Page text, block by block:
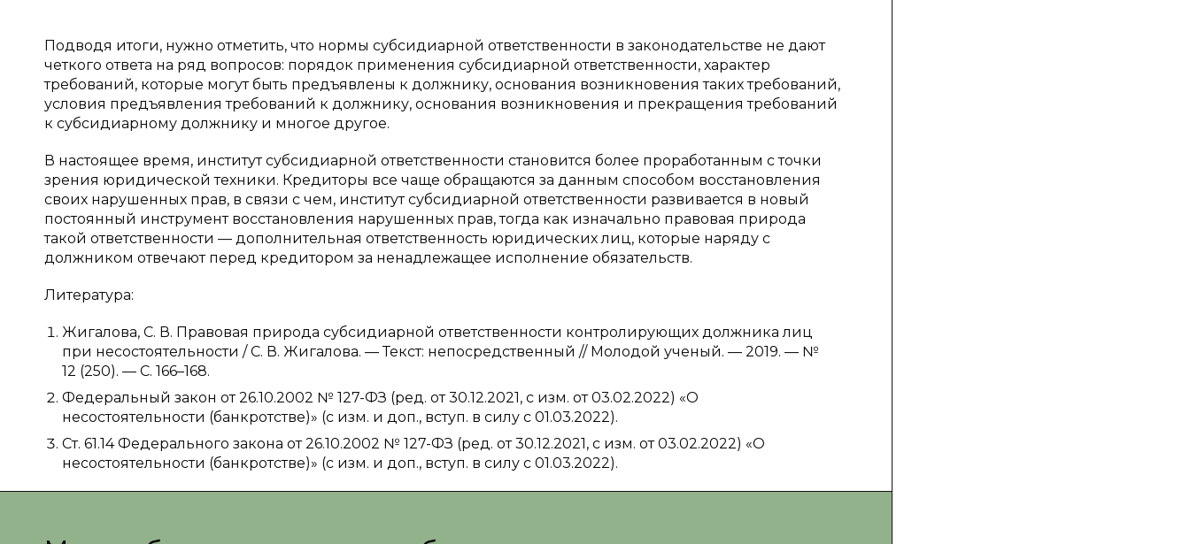
Подводя итоги, нужно отметить, что нормы субсидиарной ответственности в законодательстве не дают
четкого ответа на ряд вопросов: порядок применения субсидиарной ответственности, характер
требований, которые могут быть предъявлены к должнику, основания возникновения таких требований,
условия предъявления требований к должнику, основания возникновения и прекращения требований
к субсидиарному должнику и многое другое.
В настоящее время, институт субсидиарной ответственности становится более проработанным с точки
зрения юридической техники. Кредиторы все чаще обращаются за данным способом восстановления
своих нарушенных прав, в связи с чем, институт субсидиарной ответственности развивается в новый
постоянный инструмент восстановления нарушенных прав, тогда как изначально правовая природа
такой ответственности — дополнительная ответственность юридических лиц, которые наряду с
должником отвечают перед кредитором за ненадлежащее исполнение обязательств.
Литература:
Жигалова, С. В. Правовая природа субсидиарной ответственности контролирующих должника лиц
при несостоятельности / С. В. Жигалова. — Текст: непосредственный // Молодой ученый. — 2019. — №
12 (250). — С. 166–168.
Федеральный закон от 26.10.2002 № 127-ФЗ (ред. от 30.12.2021, с изм. от 03.02.2022) «О
несостоятельности (банкротстве)» (с изм. и доп., вступ. в силу с 01.03.2022).
Ст. 61.14 Федерального закона от 26.10.2002 № 127-ФЗ (ред. от 30.12.2021, с изм. от 03.02.2022) «О
несостоятельности (банкротстве)» (с изм. и доп., вступ. в силу с 01.03.2022).